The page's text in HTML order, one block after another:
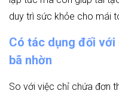
duy trì sức khỏe cho mái
Có tác dụng đối
bã nhờn
So với việc chỉ chứa đơn